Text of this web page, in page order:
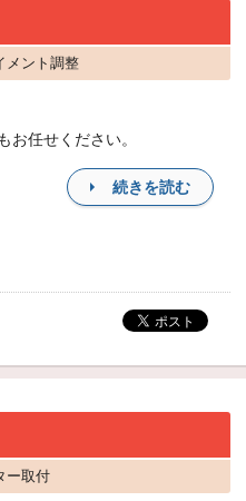
ント調整
お任せください。
続きを読む
ー取付